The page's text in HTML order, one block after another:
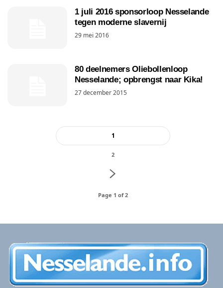
1 juli 2016 sponsorloop Nesselande
tegen moderne slavernij
29 mei 2016
80 deelnemers Oliebollenloop
Nesselande; opbrengst naar Kika!
27 december 2015
1
2
Page 1 of 2